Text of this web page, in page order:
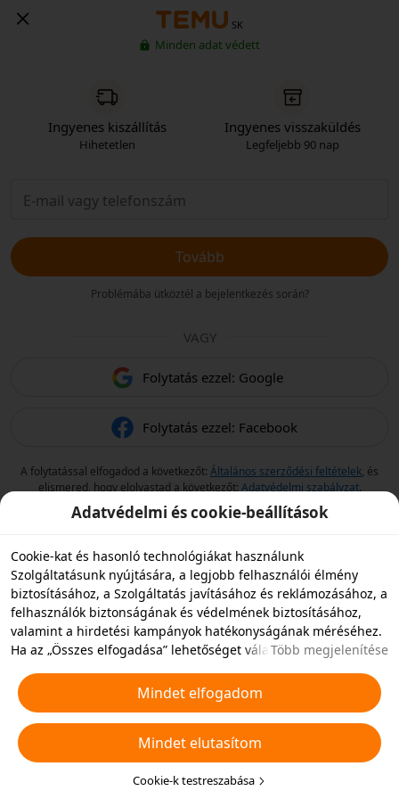
SK
Minden adat védett
Ingyenes kiszállítás
Hihetetlen
Ingyenes visszaküldés
Legfeljebb 90 nap
Tovább
Problémába ütköztél a bejelentkezés során?
VAGY
Folytatás ezzel: Google
Folytatás ezzel: Facebook
A folytatással elfogadod a következőt: Általános szerződési feltételek, és
elismered, hogy elolvastad a következőt: Adatvédelmi szabályzat.
Adatvédelmi és cookie-beállítások
Cookie-kat és hasonló technológiákat használunk
Szolgáltatásunk nyújtására, a legjobb felhasználói élmény
biztosításához, a Szolgáltatás javításához és reklámozásához, a
felhasználók biztonságának és védelmének biztosításához,
valamint a hirdetési kampányok hatékonyságának méréséhez.
Ha az „Összes elfogadása” lehetőséget választja, akkor
hasonló technológiákat tároljunk az eszközén hirdetési célokra.
Elutasíthatja az összes nem alapvető cookie-t, vagy az alábbi
„Cookie-k testreszabása” gombra kattintva vagy az adatvédelmi
beállításoknál bármikor kiválaszthatja, hogy mely típusú
cookie-kat szeretné elfogadni vagy letiltani. További
Cookie-kra és hasonló technológiákra
Több megjelenítése
Mindet elfogadom
Mindet elutasítom
Cookie-k testreszabása